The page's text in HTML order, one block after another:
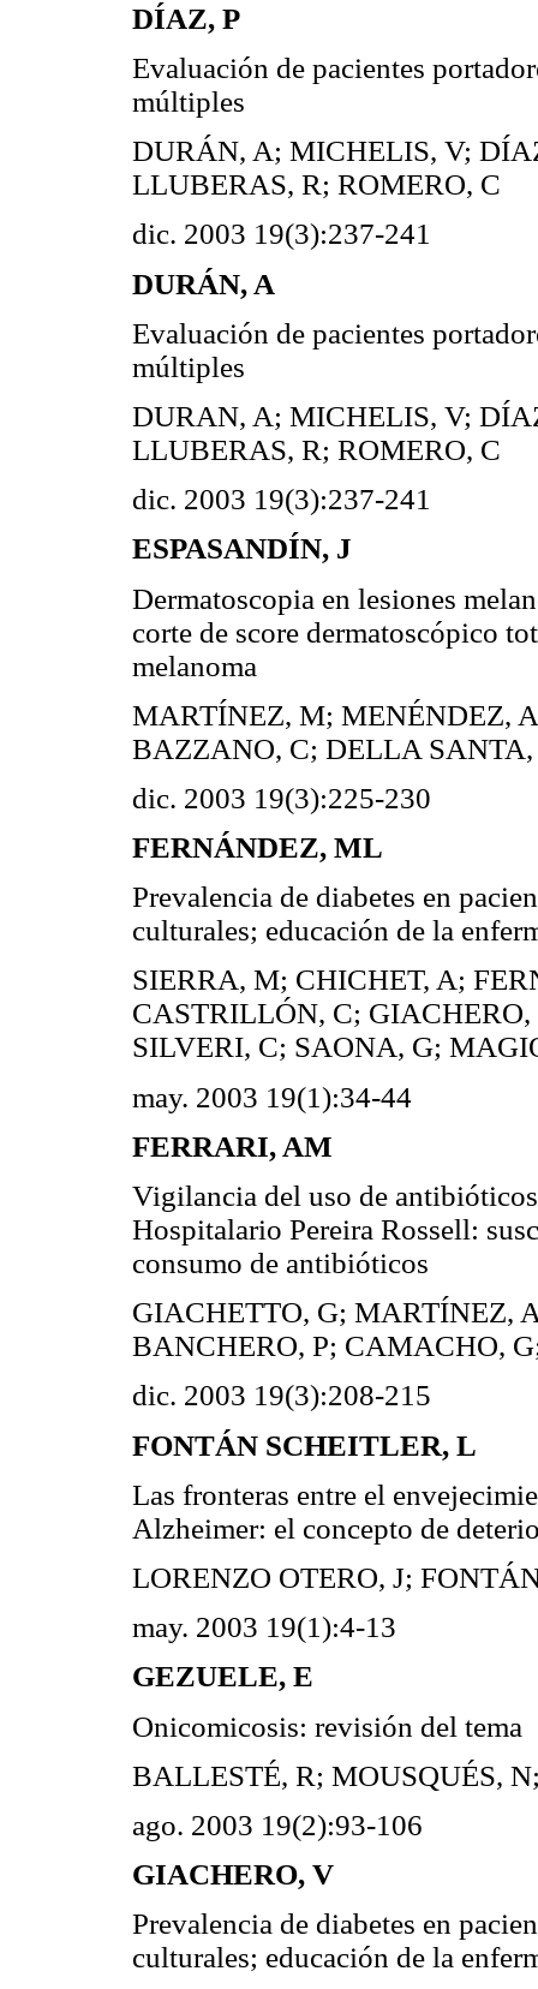
DÍAZ, P
Evaluación de pacientes
múltiples
DURÁN, A; MICHELIS, V;
LLUBERAS, R; ROMERO, C
dic. 2003 19(3):237-241
DURÁN, A
Evaluación de pacientes
múltiples
DURAN, A; MICHELIS, V;
LLUBERAS, R; ROMERO, C
dic. 2003 19(3):237-241
ESPASANDÍN, J
Dermatoscopia en lesiones
corte de score dermatoscópico
melanoma
MARTÍNEZ, M; MENÉNDEZ,
BAZZANO, C; DELLA SANTA,
dic. 2003 19(3):225-230
FERNÁNDEZ, ML
Prevalencia de diabetes en
culturales; educación de la
SIERRA, M; CHICHET, A;
CASTRILLÓN, C;
SILVERI, C; SAONA, G;
may. 2003 19(1):34-44
FERRARI, AM
Vigilancia del uso de
Hospitalario Pereira Rossell:
consumo de antibióticos
GIACHETTO, G; MARTÍNEZ,
BANCHERO, P; CAMACHO,
dic. 2003 19(3):208-215
FONTÁN SCHEITLER, L
Las fronteras entre el
Alzheimer: el concepto de
LORENZO OTERO, J;
may. 2003 19(1):4-13
GEZUELE, E
Onicomicosis: revisión del tema
BALLESTÉ, R; MOUSQUÉS,
ago. 2003 19(2):93-106
GIACHERO, V
Prevalencia de diabetes en
culturales; educación de la